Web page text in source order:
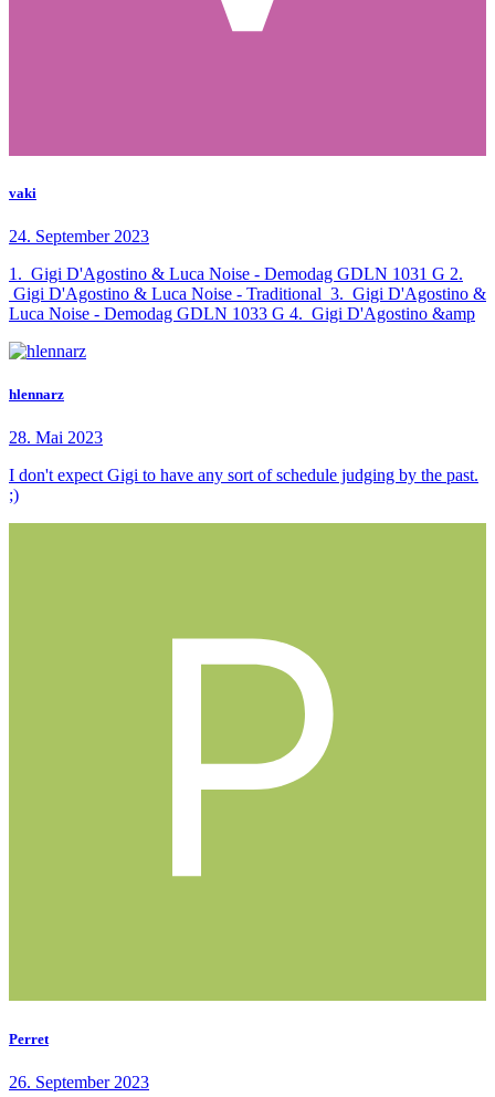
vaki
24. September 2023
1. Gigi D'Agostino & Luca Noise - Demodag GDLN 1031 G 2.
Gigi D'Agostino & Luca Noise - Traditional 3. Gigi D'Agostino &
Luca Noise - Demodag GDLN 1033 G 4. Gigi D'Agostino &amp
hlennarz
28. Mai 2023
I don't expect Gigi to have any sort of schedule judging by the past.
;)
Perret
26. September 2023